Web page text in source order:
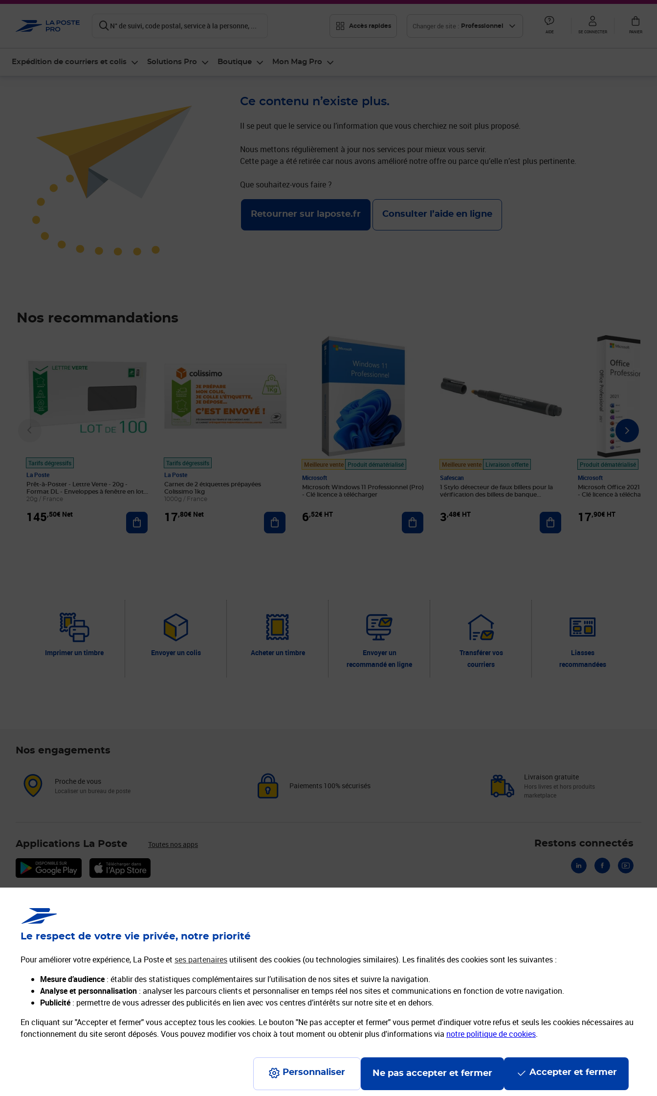
Le respect de votre vie privée, notre priorité
Pour améliorer votre expérience, La Poste et ses partenaires utilisent des cookies (ou technologies similaires). Les finalités des cookies sont les suivantes :
Mesure d’audience : établir des statistiques complémentaires sur l’utilisation de nos sites et suivre la navigation.
Analyse et personnalisation : analyser les parcours clients et personnaliser en temps réel nos sites et communications en fonction de votre navigation.
Publicité : permettre de vous adresser des publicités en lien avec vos centres d’intérêts sur notre site et en dehors.
En cliquant sur "Accepter et fermer" vous acceptez tous les cookies. Le bouton "Ne pas accepter et fermer" vous permet d'indiquer votre refus et seuls les cookies nécessaires au
fonctionnement du site seront déposés. Vous pouvez modifier vos choix à tout moment ou obtenir plus d'informations via notre politique de cookies.
Personnaliser Ne pas accepter et fermer Accepter et fermer
N° de suivi, code postal, service à la personne, ... Accès rapides Changer de site : Professionnel
AIDE SE CONNECTER PANIER
Expédition de courriers et colis Solutions Pro Boutique Mon Mag Pro
Ce contenu n’existe plus.
Il se peut que le service ou l’information que vous cherchiez ne soit plus proposé.
Nous mettons régulièrement à jour nos services pour mieux vous servir.
Cette page a été retirée car nous avons amélioré notre offre ou parce qu’elle n’est plus pertinente.
Que souhaitez-vous faire ?
Retourner sur laposte.fr Consulter l’aide en ligne
Nos recommandations
Tarifs dégressifs
La Poste
Prêt-à-Poster - Lettre Verte - 20g -
Format DL - Enveloppes à fenêtre en lot
de 100
20g / France
145,50€ Net Ajouter au panier
Tarifs dégressifs
La Poste
Carnet de 2 étiquettes prépayées
Colissimo 1kg
1000g / France
17,80€ Net Ajouter au panier
Meilleure vente Produit dématérialisé
Microsoft
Microsoft Windows 11 Professionnel (Pro)
- Clé licence à télécharger
6,52€ HT
Prix 6,52€ HT
Ajouter au panier
Meilleure vente Livraison offerte
Safescan
1 Stylo détecteur de faux billets pour la
vérification des billets de banque
3,48€ HT Ajouter au panier
Produit dématérialisé
Microsoft
Microsoft Office 2021
- Clé licence à télécharger
17,90€ HT
Prix 17,90€ HT
Imprimer un timbre Envoyer un colis Acheter un timbre
Envoyer un
recommandé en ligne
Transférer vos
courriers
Liasses
recommandées
Nos engagements
Proche de vous
Localiser un bureau de poste
Paiements 100% sécurisés
Livraison gratuite
Hors livres et hors produits
marketplace
Applications La Poste Toutes nos apps Restons connectés
Services Pros
Vendre sur la Marketplace
Activer mes Services Plus
Les Solutions de Gestion
Mon Timbre en Ligne
Lettre Recommandée en Ligne
Enveloppes préaffranchies
Envoyer un Colissimo
La Poste Pro Expéditions
Emballages préaffranchis
Grilles tarifaires Courrier
ParticuliersEntreprises et CollectivitésGroupe La Poste
Conditions contractuelles Charte d’engagement Charte d'accessibilité Accessibilité App Pro
Espace sourds et malentendants
Politique de protection des données Cyber17